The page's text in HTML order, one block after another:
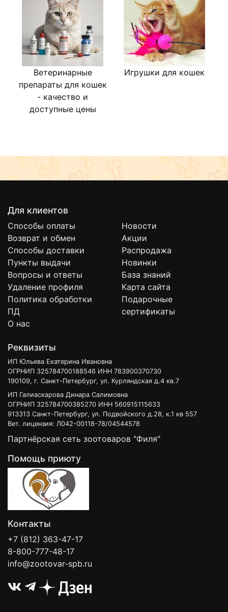
Ветеринарные
препараты для кошек
- качество и
доступные цены
Игрушки для кошек
Для клиентов
Способы оплаты
Возврат и обмен
Способы доставки
Пункты выдачи
Вопросы и ответы
Удаление профиля
Политика обработки
ПД
О нас
Новости
Акции
Распродажа
Новинки
База знаний
Карта сайта
Подарочные
сертификаты
Реквизиты
ИП Юльева Екатерина Ивановна
ОГРНИП 325784700188546 ИНН 783900370730
190109, г. Санкт-Петербург, ул. Курляндская д.4 кв.7
ИП Галиаскарова Динара Салимовна
ОГРНИП 325784700385270 ИНН 560915115633
913313 Санкт-Петербург, ул. Подвойского д.28, к.1 кв 557
Вет. лицензия: Л042-00118-78/04544578
Партнёрская сеть зоотоваров "Филя"
Помощь приюту
Контакты
+7 (812) 363-47-17
8-800-777-48-17
info@zootovar-spb.ru